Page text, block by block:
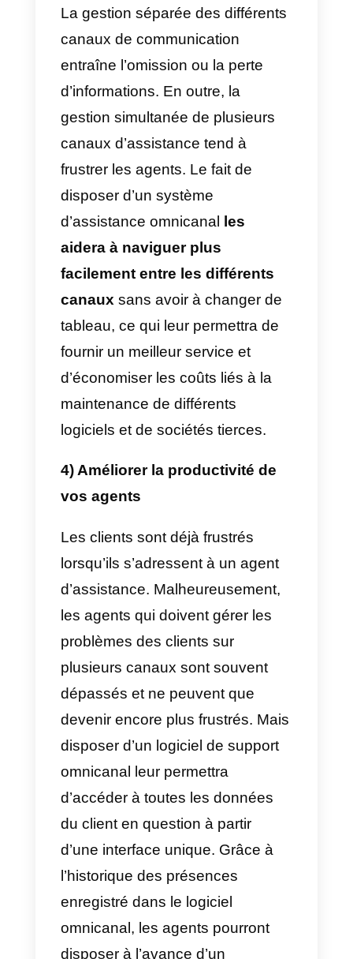
sociaux ou les appareils mobiles
pour leurs options concernant
l’assistance.
En outre, le temps est un facteur
très important lorsqu’il s’agit de
médias digitaux.
d’attente moyen pour un client
n’est que de 2 minutes.De plus,
la frustration du client continuera
d’augmenter si le cas est
transféré d’un agent à l’autre et
d’un canal à l’autre, ce qui
l’obligera à expliquer le même
problème encore et encore.
L’assistance omnicanale
ce problème en optimisant
l’interaction avec le client grâce à
une collaboration unifiée.
2) Intégrer et collaborer avec
des outils modernes
Lorsque de nouvelles
technologies apparaissent sur le
marché, les logiciels omnicanaux
vous permettent d’étendre votre
assistance en intégrant ces
nouveaux canaux à votre
système existant. Cela vous
permet de gérer toutes